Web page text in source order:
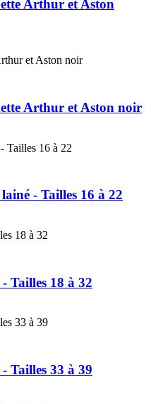
Arthur et Aston
Arthur et Aston noir
- Tailles 16 à 22
Tailles 18 à 32
Tailles 33 à 39